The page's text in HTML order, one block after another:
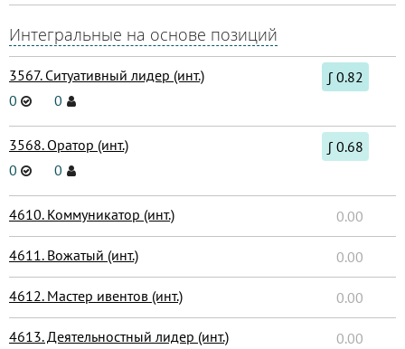
Интегральные на основе позиций
3567. Ситуативный лидер (инт.)
0
0
∫ 0.82
3568. Оратор (инт.)
0
0
∫ 0.68
4610. Коммуникатор (инт.) 0.00
4611. Вожатый (инт.) 0.00
4612. Мастер ивентов (инт.) 0.00
4613. Деятельностный лидер (инт.) 0.00